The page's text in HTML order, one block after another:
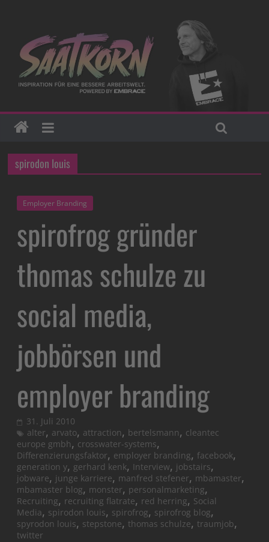
spirodon louis
Employer Branding
spirofrog gründer
thomas schulze zu
social media,
jobbörsen und
employer branding
31. Juli 2010
alter, arvato, attraction, bertelsmann, cleantec
europe gmbh, crosswater-systems,
Differenzierungsfaktor, employer branding, facebook,
generation y, gerhard kenk, Interview, jobstairs,
jobware, junge karriere, manfred stefener, mbamaster,
mbamaster blog, monster, personalmarketing,
Recruiting, recruiting flatrate, red herring, Social
Media, spirodon louis, spirofrog, spirofrog blog,
spyrodon louis, stepstone,thomas schulze,traumjob,
twitter